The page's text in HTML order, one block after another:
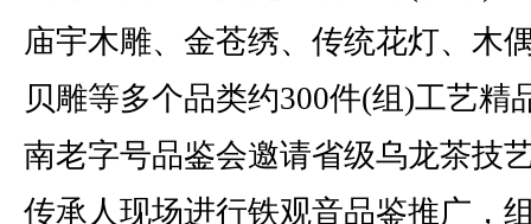
庙宇木雕、金苍绣、传统花灯、木
贝雕等多个品类约300件(组)工艺精
南老字号品鉴会邀请省级乌龙茶技
传承人现场进行铁观音品鉴推广，